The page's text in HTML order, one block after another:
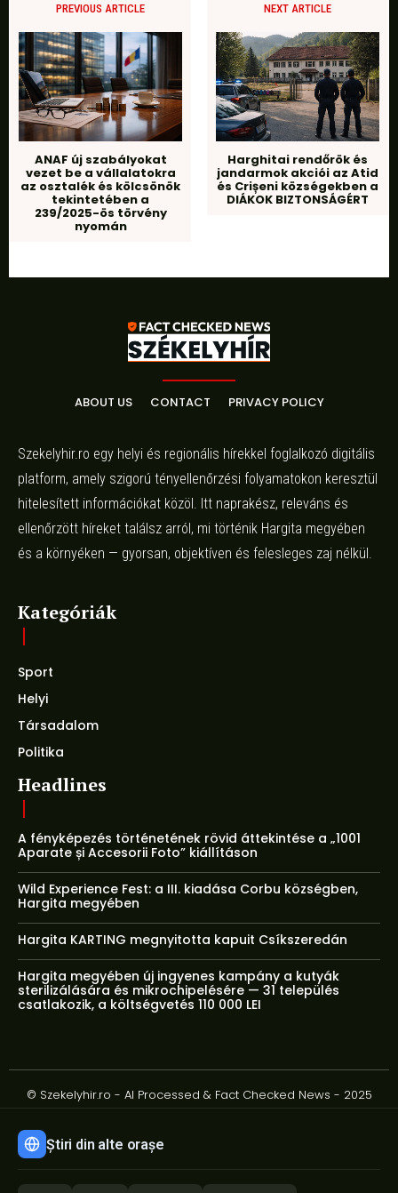
PREVIOUS ARTICLE
ANAF új szabályokat
vezet be a vállalatokra
az osztalék és kölcsönök
tekintetében a
239/2025-ös törvény
nyomán
NEXT ARTICLE
Harghitai rendőrök és
jandarmok akciói az Atid
és Crișeni községekben a
DIÁKOK BIZTONSÁGÉRT
ABOUT US CONTACT PRIVACY POLICY
Szekelyhir.ro egy helyi és regionális hírekkel foglalkozó digitális
platform, amely szigorú tényellenőrzési folyamatokon keresztül
hitelesített információkat közöl. Itt naprakész, releváns és
ellenőrzött híreket találsz arról, mi történik Hargita megyében
és a környéken — gyorsan, objektíven és felesleges zaj nélkül.
Kategóriák
Sport
Helyi
Társadalom
Politika
Headlines
A fényképezés történetének rövid áttekintése a „1001
Aparate și Accesorii Foto” kiállításon
Wild Experience Fest: a III. kiadása Corbu községben,
Hargita megyében
Hargita KARTING megnyitotta kapuit Csíkszeredán
Hargita megyében új ingyenes kampány a kutyák
sterilizálására és mikrochipelésére — 31 település
csatlakozik, a költségvetés 110 000 LEI
© Szekelyhir.ro - AI Processed & Fact Checked News - 2025
Știri din alte orașe